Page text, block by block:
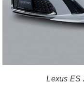
Lexus ES